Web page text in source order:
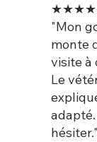
"Mon
monte
visite à
Le
hésiter."